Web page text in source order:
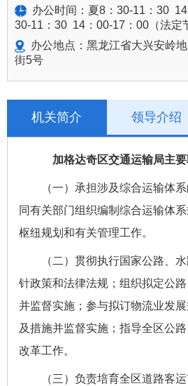
办公时间：夏8：30-11：30
30-11：30 14：00-17：00（法定
办公地点：黑龙江省大兴安岭
街5号
机关简介 领导介绍
加格达奇区交通运输局主
（一）承担涉及综合运输体
同有关部门组织编制综合运输体
枢纽规划和有关管理工作。
（二）贯彻执行国家公路、
针政策和法律法规；组织拟定公
并监督实施；参与拟订物流业发
及措施并监督实施；指导全区公
改革工作。
（三）负责培育全区道路客